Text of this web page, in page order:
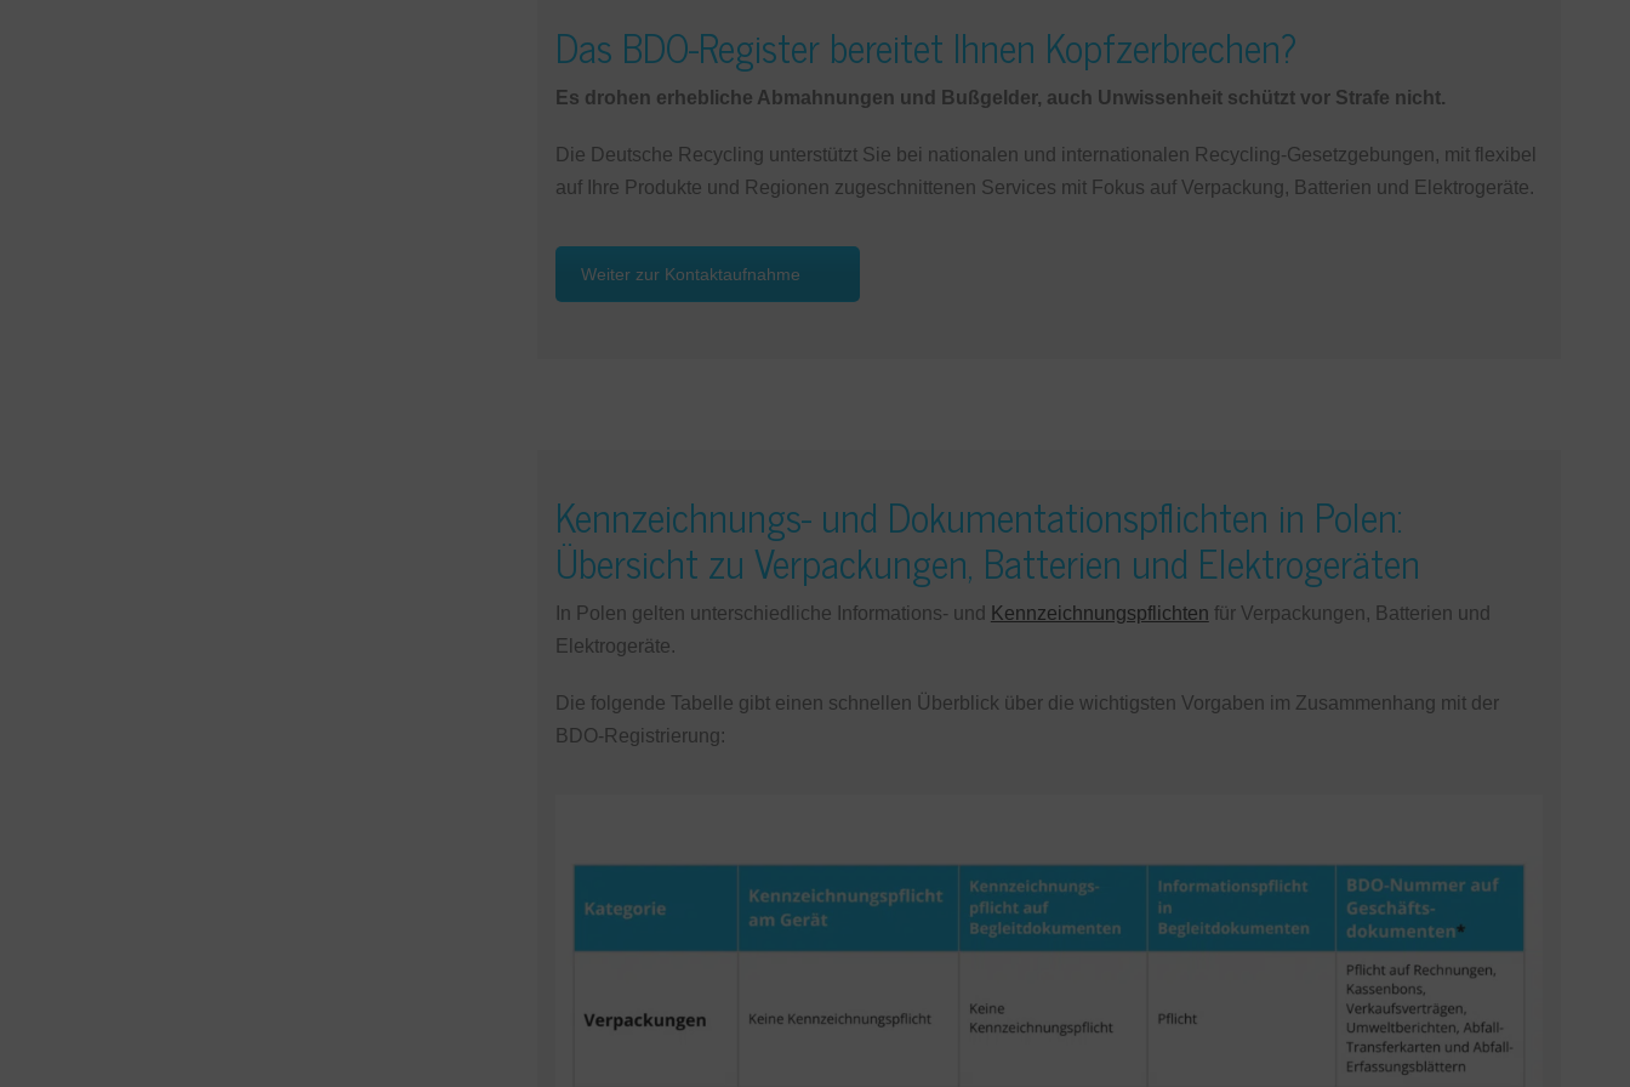
Das BDO-Register bereitet Ihnen Kopfzerbrechen?
Es drohen erhebliche Abmahnungen und Bußgelder, auch Unwissenheit schützt vor Strafe nicht.
Die Deutsche Recycling unterstützt Sie bei nationalen und internationalen Recycling-Gesetzgebungen, mit flexibel
auf Ihre Produkte und Regionen zugeschnittenen Services mit Fokus auf Verpackung, Batterien und Elektrogeräte.
Weiter zur Kontaktaufnahme
Kennzeichnungs- und Dokumentationspflichten in Polen:
Übersicht zu Verpackungen, Batterien und Elektrogeräten
In Polen gelten unterschiedliche Informations- und Kennzeichnungspflichten für Verpackungen, Batterien und
Elektrogeräte.
Die folgende Tabelle gibt einen schnellen Überblick über die wichtigsten Vorgaben im Zusammenhang mit der
BDO-Registrierung: